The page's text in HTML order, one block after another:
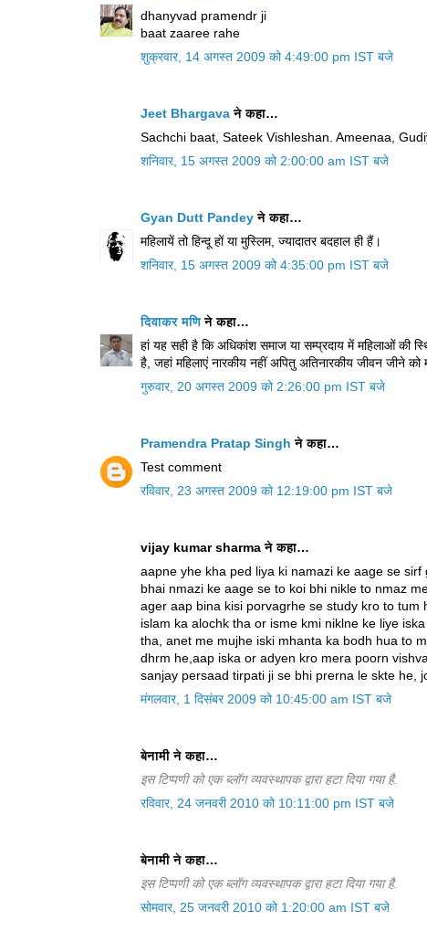
dhanyvad pramendr ji
baat zaaree rahe
शुक्रवार, 14 अगस्त 2009 को 4:49:00 pm IST बजे
Jeet Bhargavaने कहा…
Sachchi baat, Sateek Vishleshan. Ameenaa,
शनिवार, 15 अगस्त 2009 को 2:00:00 am IST बजे
Gyan Dutt Pandeyने कहा…
महिलायें तो हिन्दू हों या मुस्लिम, ज्यादातर बदहाल ही हैं।
शनिवार, 15 अगस्त 2009 को 4:35:00 pm IST बजे
दिवाकर मणिने कहा…
हां यह सही है कि अधिकांश समाज या सम्प्रदाय में महिलाओं की
है, जहां महिलाएं नारकीय नहीं अपितु अतिनारकीय जीवन जीने को
गुरुवार, 20 अगस्त 2009 को 2:26:00 pm IST बजे
Pramendra Pratap Singh ने कहा…
Test comment
रविवार, 23 अगस्त 2009 को 12:19:00 pm IST बजे
vijay kumar sharma ने कहा…
aapne yhe kha ped liya ki namazi ke aage se
bhai nmazi ke aage se to koi bhi nikle to nmaz
ager aap bina kisi porvagrhe se study kro to
islam ka alochk tha or isme kmi niklne ke liye
tha, anet me mujhe iski mhanta ka bodh hua to
dhrm he,aap iska or adyen kro mera poorn
sanjay persaad tirpati ji se bhi prerna le skte he,
मंगलवार, 1 दिसंबर 2009 को 10:45:00 am IST बजे
बेनामी ने कहा…
इस टिप्पणी को एक ब्लॉग व्यवस्थापक द्वारा हटा दिया गया है.
रविवार, 24 जनवरी 2010 को 10:11:00 pm IST बजे
बेनामी ने कहा…
इस टिप्पणी को एक ब्लॉग व्यवस्थापक द्वारा हटा दिया गया है.
सोमवार, 25 जनवरी 2010 को 1:20:00 am IST बजे